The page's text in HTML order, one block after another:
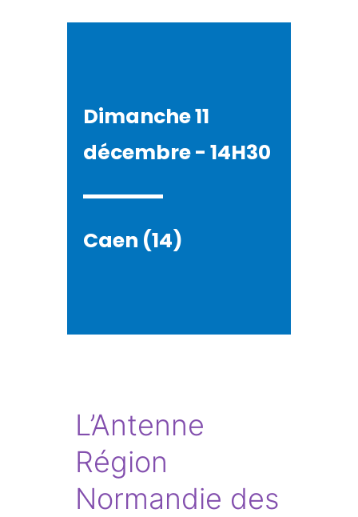
Dimanche 11
décembre - 14H30
Caen (14)
L’Antenne
Région
Normandie des